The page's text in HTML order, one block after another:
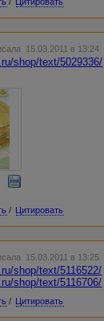
15.03.2011 в 13:24
shop/text/5029336/
/ Цитировать
15.03.2011 в 13:25
shop/text/5116522/
shop/text/5116706/
/ Цитировать